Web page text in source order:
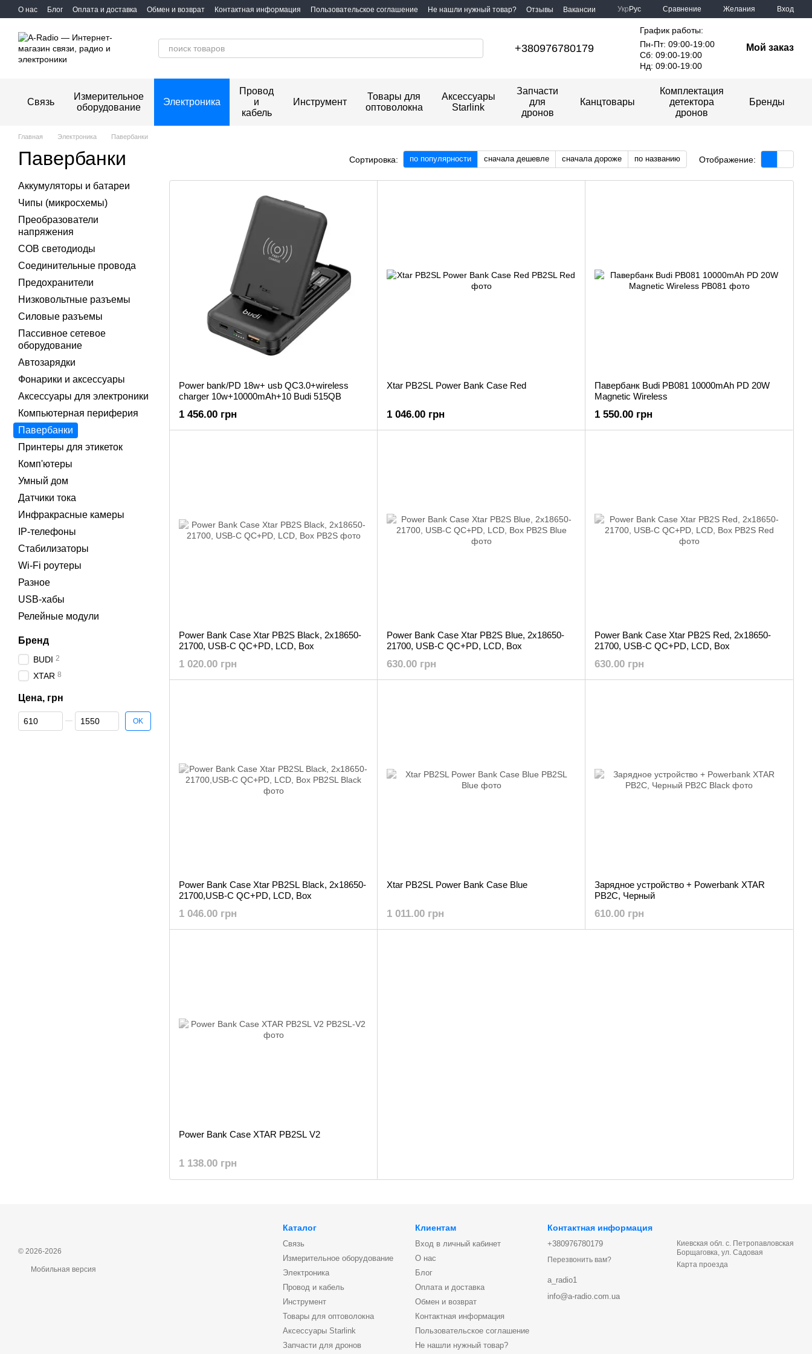
Перейти к основному контенту
О нас Блог Оплата и доставка Обмен и возврат Контактная информация Пользовательское соглашение Не нашли нужный товар? Отзывы Вакансии Укр Рус Сравнение Желания Вход
+380976780179
График работы:
Пн-Пт: 09:00-19:00
Сб: 09:00-19:00
Нд: 09:00-19:00
Мой заказ
Связь
Измерительное
оборудование
Электроника
Провод
и
кабель
Инструмент
Товары для
оптоволокна
Аксессуары
Starlink
Запчасти
для
дронов
Канцтовары
Комплектация
детектора
дронов
Бренды
Главная Электроника Павербанки
Павербанки Сортировка: по популярности сначала дешевле сначала дороже по названию Отображение:
Power bank/PD 18w+ usb QC3.0+wireless
charger 10w+10000mAh+10 Budi 515QB
1 456.00 грн
Xtar PB2SL Power Bank Case Red
1 046.00 грн
Павербанк Budi PB081 10000mAh PD 20W
Magnetic Wireless
1 550.00 грн
Power Bank Case Xtar PB2S Black, 2x18650-
21700, USB-C QC+PD, LCD, Box
1 020.00 грн
Power Bank Case Xtar PB2S Blue, 2x18650-
21700, USB-C QC+PD, LCD, Box
630.00 грн
Power Bank Case Xtar PB2S Red, 2x18650-
21700, USB-C QC+PD, LCD, Box
630.00 грн
Power Bank Case Xtar PB2SL Black, 2x18650-
21700,USB-C QC+PD, LCD, Box
1 046.00 грн
Xtar PB2SL Power Bank Case Blue
1 011.00 грн
Зарядное устройство + Powerbank XTAR
PB2C, Черный
610.00 грн
Power Bank Case XTAR PB2SL V2
1 138.00 грн
Аккумуляторы и батареи
Чипы (микросхемы)
Преобразователи
напряжения
COB светодиоды
Соединительные провода
Предохранители
Низковольтные разъемы
Силовые разъемы
Пассивное сетевое
оборудование
Автозарядки
Фонарики и аксессуары
Аксессуары для электроники
Компьютерная периферия
Павербанки
Принтеры для этикеток
Комп'ютеры
Умный дом
Датчики тока
Инфракрасные камеры
IP-телефоны
Стабилизаторы
Wi‑Fi роутеры
Разное
USB-хабы
Релейные модули
Бренд
BUDI 2
XTAR 8
Цена, грн
От Цена, грн
До Цена, грн OK
© 2026-2026
Мобильная версия
Каталог
Связь
Измерительное оборудование
Электроника
Провод и кабель
Инструмент
Товары для оптоволокна
Аксессуары Starlink
Запчасти для дронов
Клиентам
Вход в личный кабинет
О нас
Блог
Оплата и доставка
Обмен и возврат
Контактная информация
Пользовательское соглашение
Не нашли нужный товар?
Контактная информация
+380976780179
Перезвонить вам?
a_radio1
info@a-radio.com.ua
Киевская обл. с. Петропавловская
Борщаговка, ул. Садовая
Карта проезда